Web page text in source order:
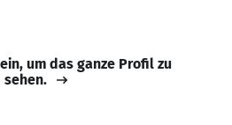
um das ganze Profil zu
sehen.